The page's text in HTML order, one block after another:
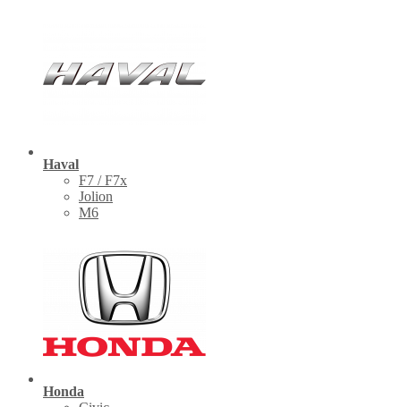
Haval
F7 / F7x
Jolion
M6
Honda